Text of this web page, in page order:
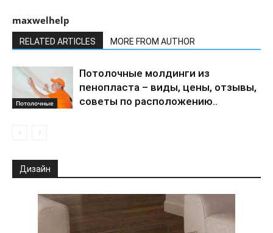
maxwelhelp
RELATED ARTICLES MORE FROM AUTHOR
Потолочные
Потолочные молдинги из
пенопласта – виды, цены, отзывы,
советы по расположению..
Дизайн